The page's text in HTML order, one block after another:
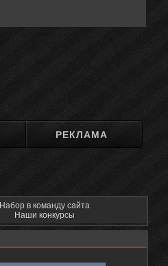
РЕКЛАМА
Набор в команду сайта
Наши конкурсы